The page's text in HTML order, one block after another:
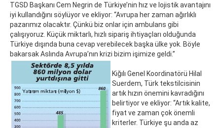
TGSD Başkanı Cem Negrin de Türkiye’nin hız ve lojistik avantajını
iyi kullandığını söylüyor ve ekliyor: “Avrupa her zaman ağırlıklı
pazarımız olacaktır. Çünkü biz onlar için ambulans gibi
çalışıyoruz. Küçük miktarlı, hızlı sipariş ihtiyaçları olduğunda
Türkiye dışında buna cevap verebilecek başka ülke yok. Böyle
bakarsak Aslında Avrupa’nın krizi bizim işimize geldi.”
Kiğılı Genel Koordinatörü Hilal
Suerdem, Türk tekstilcisinin
artık hızın önemini kavradığını
belirtiyor ve ekliyor: “Artık kalite,
fiyat ve zaman çok önemli
kriterler. Türkiye şu anda az